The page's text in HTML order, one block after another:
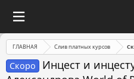
ГЛАВНАЯ Слив платных курсов
Скоро
Инцест и